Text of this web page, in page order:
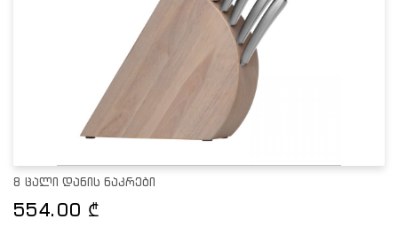
8 ცალი დანის ნაკრები
554.00 ₾